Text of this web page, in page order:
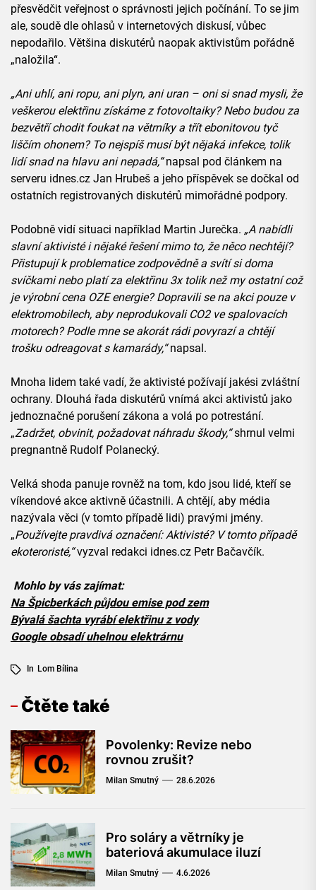
přesvědčit veřejnost o správnosti jejich počínání. To se jim
ale, soudě dle ohlasů v internetových diskusí, vůbec
nepodařilo. Většina diskutérů naopak aktivistům pořádně
„naložila“.
„Ani uhlí, ani ropu, ani plyn, ani uran – oni si snad mysli, že
veškerou elektřinu získáme z fotovoltaiky? Nebo budou za
bezvětří chodit foukat na větrníky a třít ebonitovou tyč
liščím ohonem? To nejspíš musí být nějaká infekce, tolik
lidí snad na hlavu ani nepadá,“napsal pod článkem na
serveru idnes.cz Jan Hrubeš a jeho příspěvek se dočkal od
ostatních registrovaných diskutérů mimořádné podpory.
Podobně vidí situaci například Martin Jurečka. „A nabídli
slavní aktivisté i nějaké řešení mimo to, že něco nechtějí?
Přistupují k problematice zodpovědně a svítí si doma
svíčkami nebo platí za elektřinu 3x tolik než my ostatní což
je výrobní cena OZE energie? Dopravili se na akci pouze v
elektromobilech, aby neprodukovali CO2 ve spalovacích
motorech? Podle mne se akorát rádi povyrazí a chtějí
trošku odreagovat s kamarády,“napsal.
Mnoha lidem také vadí, že aktivisté požívají jakési zvláštní
ochrany. Dlouhá řada diskutérů vnímá akci aktivistů jako
jednoznačné porušení zákona a volá po potrestání.
„Zadržet, obvinit, požadovat náhradu škody,“shrnul velmi
pregnantně Rudolf Polanecký.
Velká shoda panuje rovněž na tom, kdo jsou lidé, kteří se
víkendové akce aktivně účastnili. A chtějí, aby média
nazývala věci (v tomto případě lidi) pravými jmény.
„Používejte pravdivá označení: Aktivisté? V tomto případě
ekoteroristé,“vyzval redakci idnes.cz Petr Bačavčík.
Mohlo by vás zajímat:
Na Špicberkách půjdou emise pod zem
Bývalá šachta vyrábí elektřinu z vody
Google obsadí uhelnou elektrárnu
In Lom Bílina
Čtěte také
Povolenky: Revize nebo
rovnou zrušit?
Milan Smutný 28.6.2026
Pro soláry a větrníky je
bateriová akumulace iluzí
Milan Smutný 4.6.2026